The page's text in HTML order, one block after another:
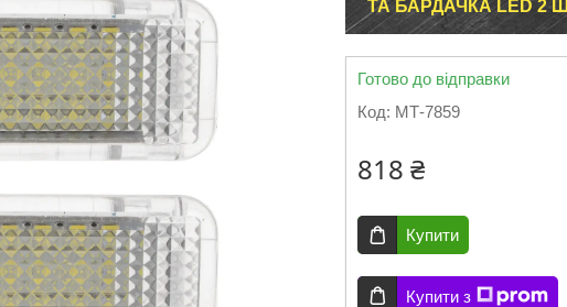
ТА БАРДАЧКА LED 2
Готово до відправки
Код: МТ-7859
818 ₴
Купити
Купити з